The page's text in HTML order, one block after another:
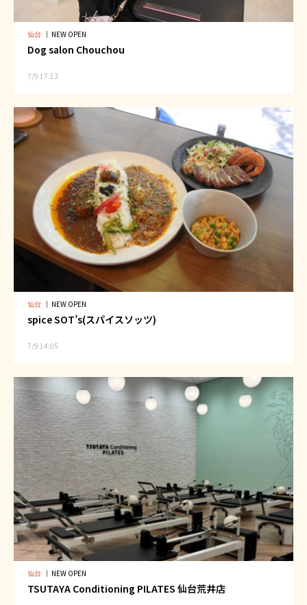
仙台 ｜ NEW OPEN
Dog salon Chouchou
7/9 17:13
仙台 ｜ NEW OPEN
spice SOT’s(スパイスソッツ)
7/9 14:05
仙台 ｜ NEW OPEN
TSUTAYA Conditioning PILATES 仙台荒井店